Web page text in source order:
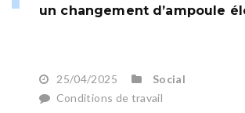
un changement d’ampoule
25/04/2025
Social
Conditions de travail